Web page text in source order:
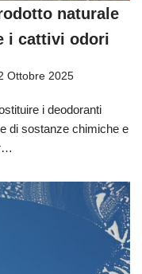
naturale
i cattivi odori
Ottobre 2025
i deodoranti
di sostanze chimiche e